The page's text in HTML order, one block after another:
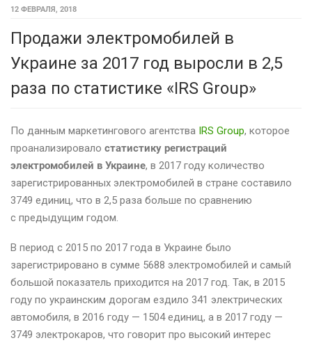
12 ФЕВРАЛЯ, 2018
Продажи электромобилей в
Украине за 2017 год выросли в 2,5
раза по статистике «IRS Group»
По данным маркетингового агентства IRS Group, которое
проанализировало статистику регистраций
электромобилей в Украине, в 2017 году количество
зарегистрированных электромобилей в стране составило
3749 единиц, что в 2,5 раза больше по сравнению
с предыдущим годом.
В период с 2015 по 2017 года в Украине было
зарегистрировано в сумме 5688 электромобилей и самый
большой показатель приходится на 2017 год. Так, в 2015
году по украинским дорогам ездило 341 электрических
автомобиля, в 2016 году — 1504 единиц, а в 2017 году —
3749 электрокаров, что говорит про высокий интерес